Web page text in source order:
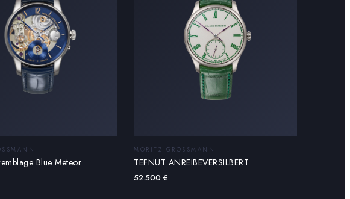
Blue Meteor
MORITZ GROSSMANN
TEFNUT ANREIBEVERSILBERT
52.500 €